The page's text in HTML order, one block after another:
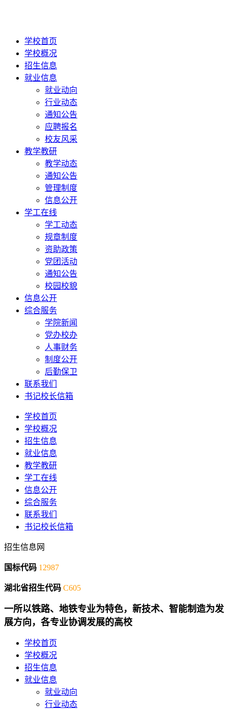
学校首页
学校概况
招生信息
就业信息
就业动向
行业动态
通知公告
应聘报名
校友风采
教学教研
教学动态
通知公告
管理制度
信息公开
学工在线
学工动态
规章制度
资助政策
党团活动
通知公告
校园校貌
信息公开
综合服务
学院新闻
党办校办
人事财务
制度公开
后勤保卫
联系我们
书记校长信箱
学校首页
学校概况
招生信息
就业信息
教学教研
学工在线
信息公开
综合服务
联系我们
书记校长信箱
招生信息网
国标代码 12987
湖北省招生代码 C605
一所以铁路、地铁专业为特色，新技术、智能制造为发
展方向，各专业协调发展的高校
学校首页
学校概况
招生信息
就业信息
就业动向
行业动态